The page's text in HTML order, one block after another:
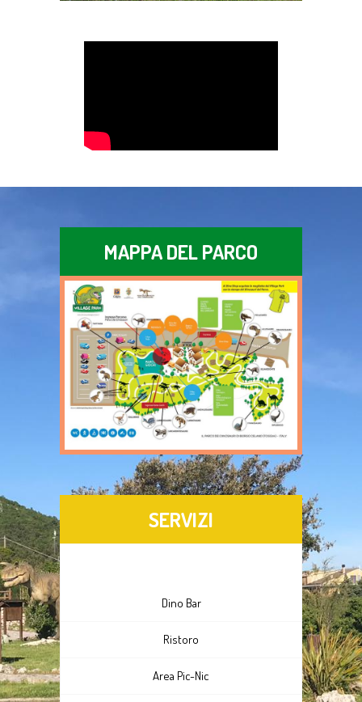
MAPPA DEL PARCO
SERVIZI
Dino Bar
Ristoro
Area Pic-Nic